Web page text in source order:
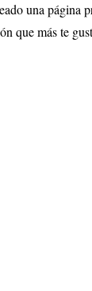
una página
que más te